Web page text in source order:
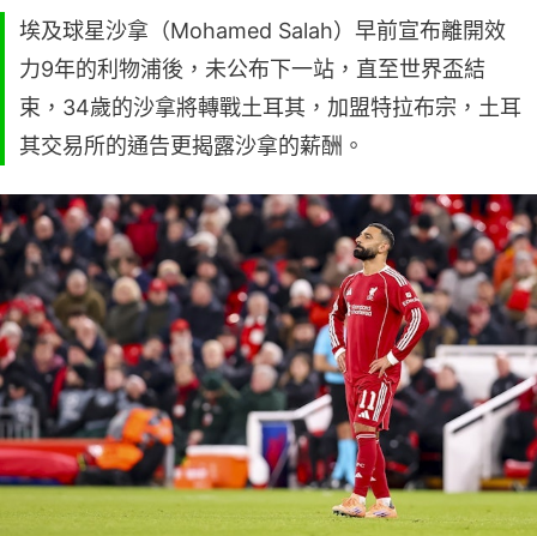
埃及球星沙拿（Mohamed Salah）早前宣布離開效
力9年的利物浦後，未公布下一站，直至世界盃結
束，34歲的沙拿將轉戰土耳其，加盟特拉布宗，土耳
其交易所的通告更揭露沙拿的薪酬。